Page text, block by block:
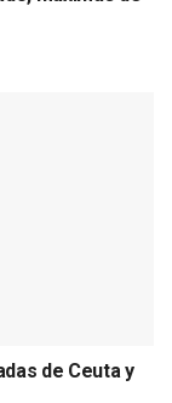
de Ceuta y